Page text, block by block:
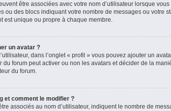
être associées avec votre nom d’utilisateur lorsque
ou des blocs indiquant votre nombre de messages ou votre
est unique ou propre à chaque membre.
un avatar ?
dans l’onglet « profil » vous pouvez ajouter un
du forum peut activer ou non les avatars et décider de la
du forum.
et comment le modifier ?
associés au nom d’utilisateur, indiquent le nombre de